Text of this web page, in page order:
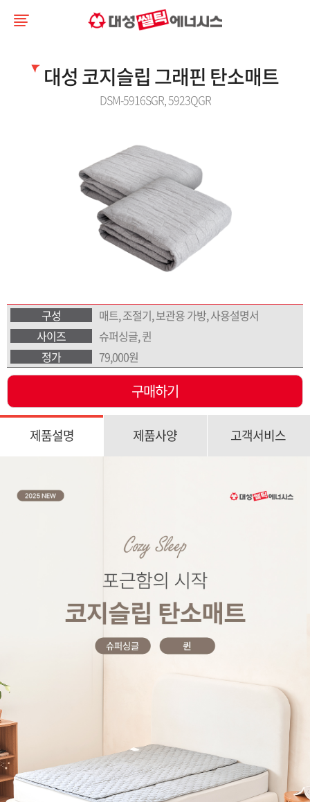
대성 코지슬립 그래핀 탄소매트
DSM-5916SGR, 5923QGR
구성
매트, 조절기, 보관용 가방, 사용설명서
사이즈
슈퍼싱글, 퀸
정가
79,000원
구매하기
제품설명 제품사양 고객서비스